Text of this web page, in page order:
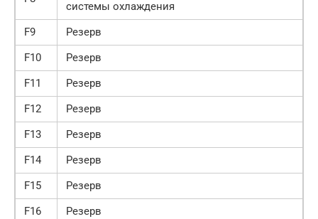
системы охлаждения
F9
Резерв
F10
Резерв
F11
Резерв
F12
Резерв
F13
Резерв
F14
Резерв
F15
Резерв
F16
Резерв